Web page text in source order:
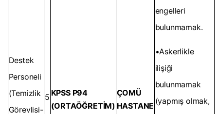
Destek
Personeli
(Temizlik
Görevlisi-
5 KPSS P94
(ORTAÖĞRETİM)
ÇOMÜ
HASTANE
engelleri
bulunmamak.
•Askerlikle
ilişiği
bulunmamak
(yapmış olmak,